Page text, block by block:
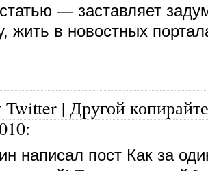
— заставляет
жить в новостных
| Другой
:
написал пост Как за